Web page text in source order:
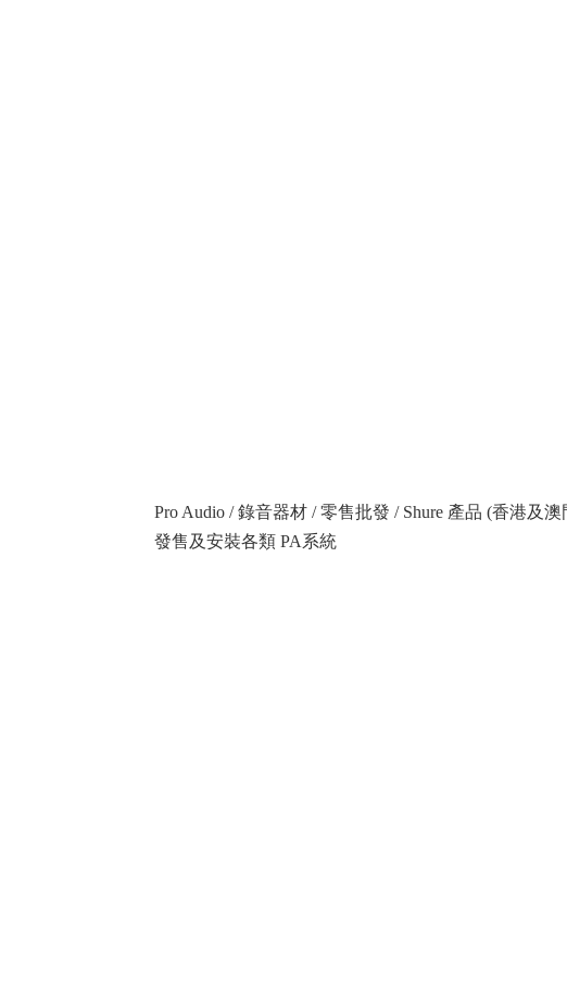
Pro Audio / 錄音器材 / 零售批發 / Shure 產品 (香港及
發售及安裝各類 PA系統